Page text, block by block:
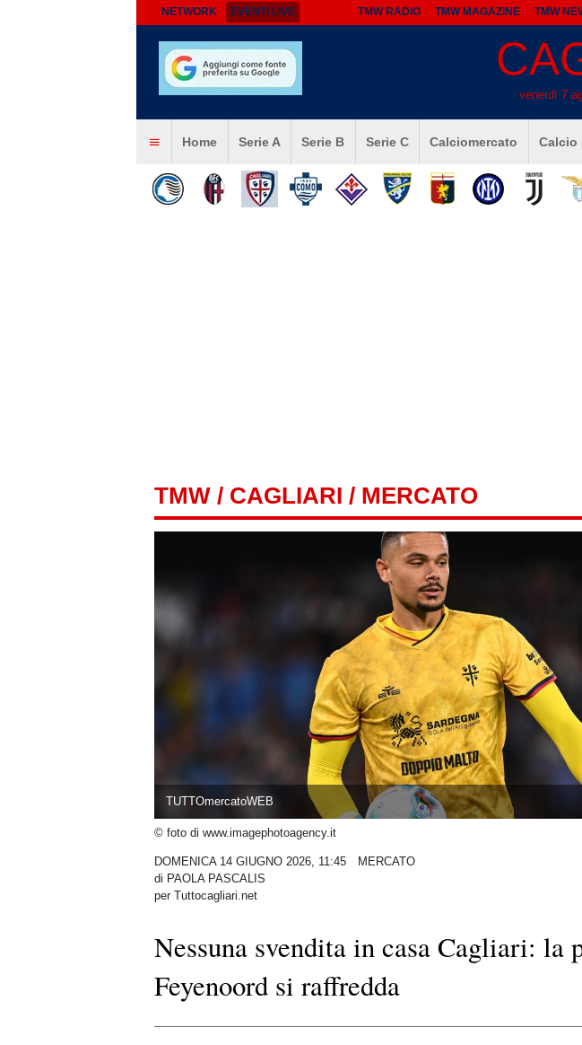
NETWORK EVENTI LIVE TMW RADIO TMW MAGAZINE TMW
venerdì 7
Home Serie A Serie B Serie C Calciomercato Calcio
TMW / CAGLIARI / MERCATO
TUTTOmercatoWEB
© foto di www.imagephotoagency.it
DOMENICA 14 GIUGNO 2026, 11:45
MERCATO
di PAOLA PASCALIS
per Tuttocagliari.net
Nessuna svendita in casa Cagliari: la
Feyenoord si raffredda